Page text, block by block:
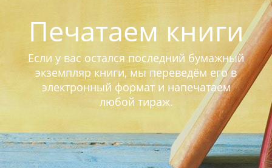
Печатаем книги
Если у вас остался последний бумажный
экземпляр книги, мы переведём его в
электронный формат и напечатаем
любой тираж.